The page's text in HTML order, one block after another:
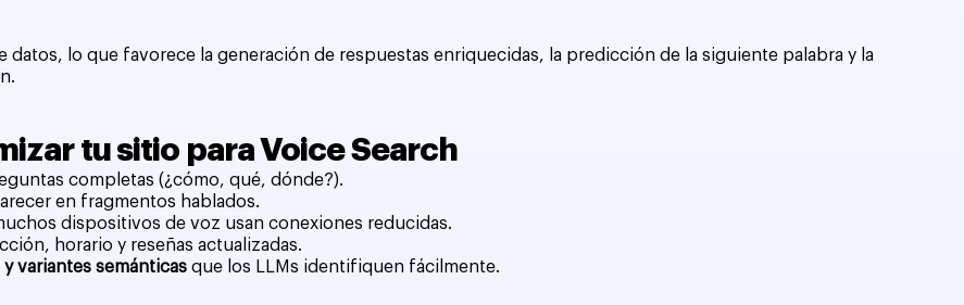
datos, lo que favorece la generación de respuestas enriquecidas, la predicción de la siguiente palabra y la
tu sitio para Voice Search
completas (¿cómo, qué, dónde?).
en fragmentos hablados.
dispositivos de voz usan conexiones reducidas.
horario y reseñas actualizadas.
variantes semánticas que los LLMs identifiquen fácilmente.